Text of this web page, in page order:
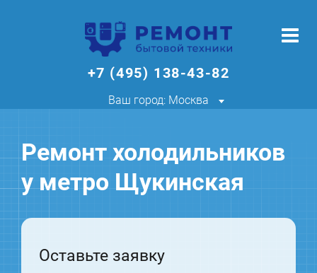
+7 (495) 138-43-82
Ваш город: Москва
Ремонт холодильников
у метро Щукинская
Оставьте заявку